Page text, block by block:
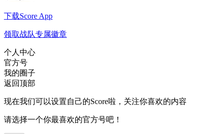
下载Score App
领取战队专属徽章
个人中心
官方号
我的圈子
返回顶部
现在我们可以设置自己的Score啦，关注你喜欢的内容
请选择一个你最喜欢的官方号吧！